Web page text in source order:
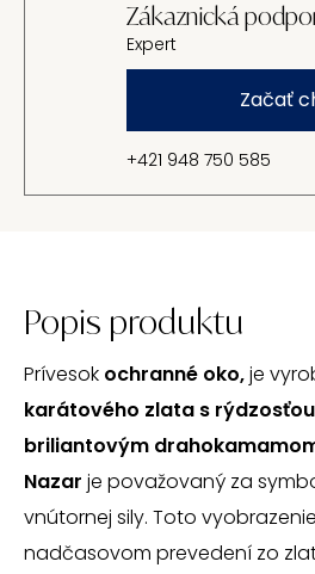
Zákaznická
Expert
Začať
+421 948 750 585
Popis produktu
Prívesok ochranné oko,je
karátového zlata s
briliantovým
Nazar je považovaný za
vnútornej sily. Toto
nadčasovom prevedení zo